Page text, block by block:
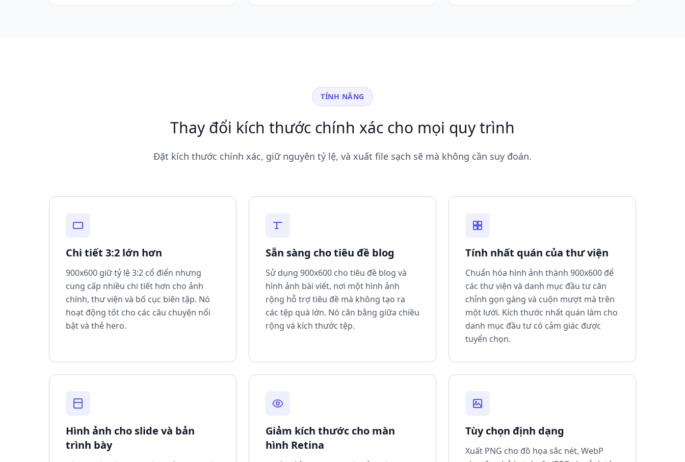
TÍNH NĂNG
Thay đổi kích thước chính xác cho mọi quy trình
Đặt kích thước chính xác, giữ nguyên tỷ lệ, và xuất file sạch sẽ mà không cần suy đoán.
Chi tiết 3:2 lớn hơn
900x600 giữ tỷ lệ 3:2 cổ điển nhưng
cung cấp nhiều chi tiết hơn cho ảnh
chính, thư viện và bố cục biên tập. Nó
hoạt động tốt cho các câu chuyện nổi
bật và thẻ hero.
Sẵn sàng cho tiêu đề blog
Sử dụng 900x600 cho tiêu đề blog và
hình ảnh bài viết, nơi một hình ảnh
rộng hỗ trợ tiêu đề mà không tạo ra
các tệp quá lớn. Nó cân bằng giữa chiều
rộng và kích thước tệp.
Tính nhất quán của thư viện
Chuẩn hóa hình ảnh thành 900x600 để
các thư viện và danh mục đầu tư căn
chỉnh gọn gàng và cuộn mượt mà trên
một lưới. Kích thước nhất quán làm cho
danh mục đầu tư có cảm giác được
tuyển chọn.
Hình ảnh cho slide và bản
trình bày
Giảm kích thước cho màn
hình Retina
Tùy chọn định dạng
Xuất PNG cho đồ họa sắc nét, WebP